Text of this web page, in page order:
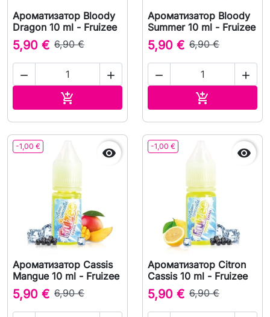
Ароматизатор Bloody
Dragon 10 ml - Fruizee
5,90 € 6,90 €
 

Ароматизатор Bloody
Summer 10 ml - Fruizee
5,90 € 6,90 €
 

-1,00 € 
Ароматизатор Cassis
Mangue 10 ml - Fruizee
5,90 € 6,90 €
-1,00 € 
Ароматизатор Citron
Cassis 10 ml - Fruizee
5,90 € 6,90 €